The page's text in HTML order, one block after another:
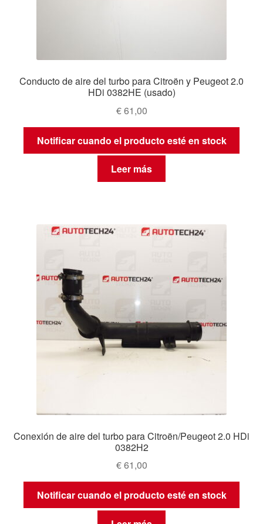
Conducto de aire del turbo para Citroën y Peugeot 2.0
HDi 0382HE (usado)
€61,00
Notificar cuando el producto esté en stock
Leer más
Conexión de aire del turbo para Citroën/Peugeot 2.0 HDi
0382H2
€61,00
Notificar cuando el producto esté en stock